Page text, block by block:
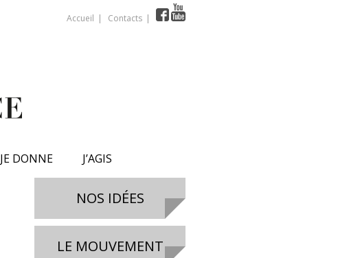
Accueil Contacts
JE DONNE J’AGIS
NOS IDÉES
LE MOUVEMENT